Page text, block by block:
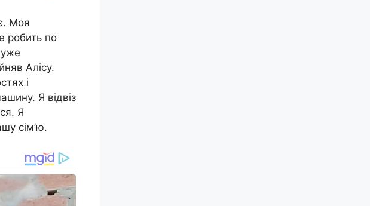
Моя
робить по
Алісу.
і
Я відвіз
Я
сім’ю.